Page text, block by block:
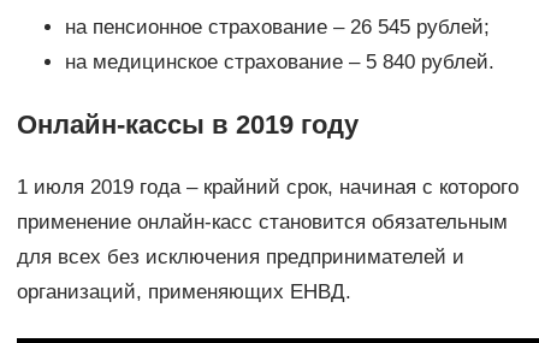
на пенсионное страхование – 26 545 рублей;
на медицинское страхование – 5 840 рублей.
Онлайн-кассы в 2019 году
1 июля 2019 года – крайний срок, начиная с которого
применение онлайн-касс становится обязательным
для всех без исключения предпринимателей и
организаций, применяющих ЕНВД.